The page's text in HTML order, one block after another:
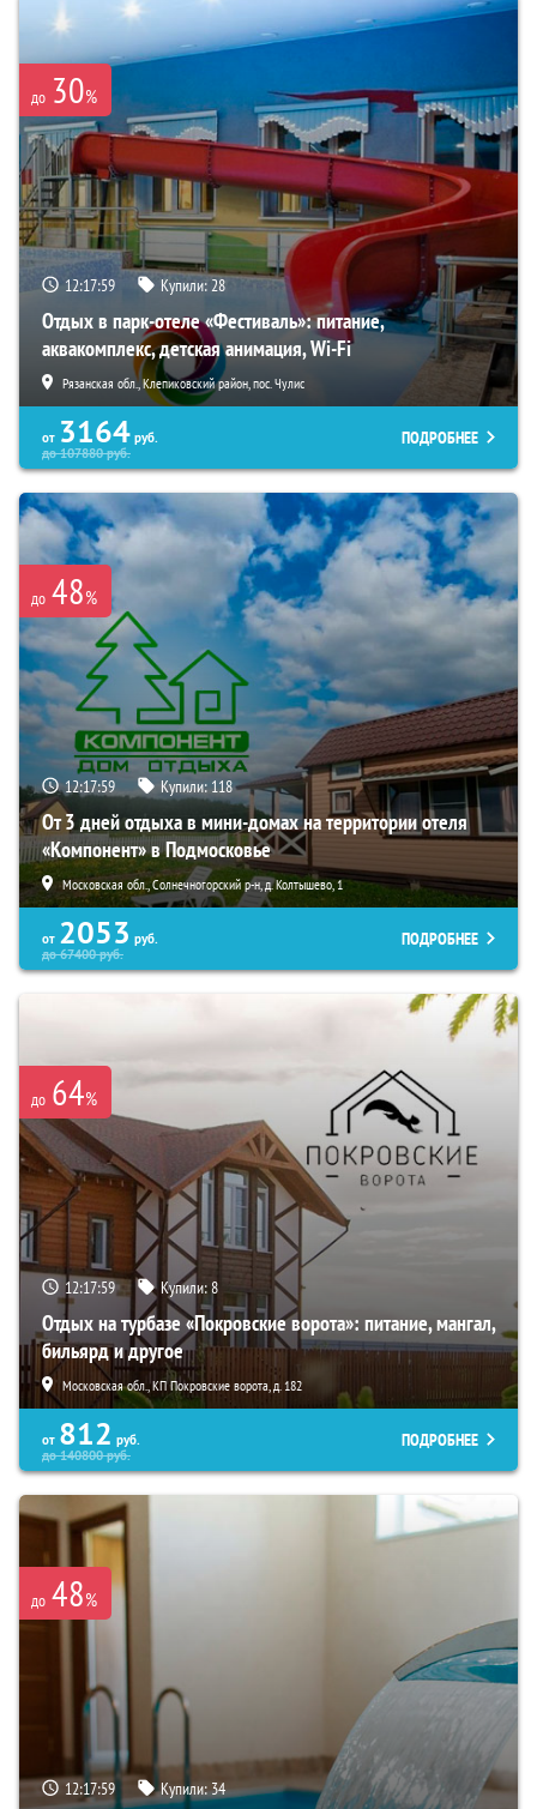
до 30%
12:17:58 Купили:28
Отдых в парк-отеле «Фестиваль»: питание,
аквакомплекс, детская анимация, Wi-Fi
Рязанская обл., Клепиковский район, пос. Чулис
от 3164 руб.
до107880руб.
ПОДРОБНЕЕ
до 48%
12:17:58 Купили: 118
От 3 дней отдыха в мини-домах на территории отеля
«Компонент» в Подмосковье
Московская обл., Солнечногорский р-н, д. Колтышево, 1
от 2053 руб.
до67400руб.
ПОДРОБНЕЕ
до 64%
12:17:58 Купили:8
Отдых на турбазе «Покровские ворота»: питание, мангал,
бильярд и другое
Московская обл., КП Покровские ворота, д. 182
от 812 руб.
до140800руб.
ПОДРОБНЕЕ
до 48%
12:17:58 Купили:34